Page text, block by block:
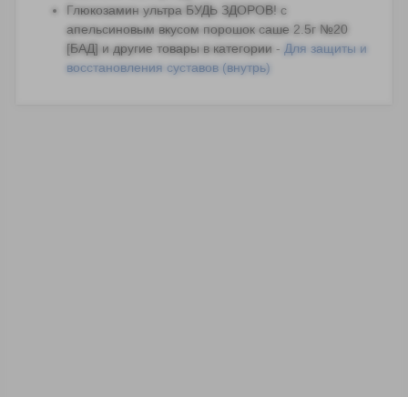
Глюкозамин ультра БУДЬ ЗДОРОВ! с
апельсиновым вкусом порошок саше 2.5г №20
[БАД] и другие товары в категории - Для защиты и
восстановления суставов (внутрь)